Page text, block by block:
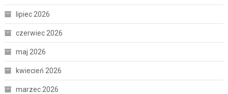
lipiec 2026
czerwiec 2026
maj 2026
kwiecień 2026
marzec 2026